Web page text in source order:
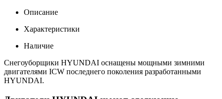
Описание
Характеристики
Наличие
Снегоуборщики HYUNDAI оснащены мощными зимними
двигателями ICW последнего поколения разработанными
HYUNDAI.